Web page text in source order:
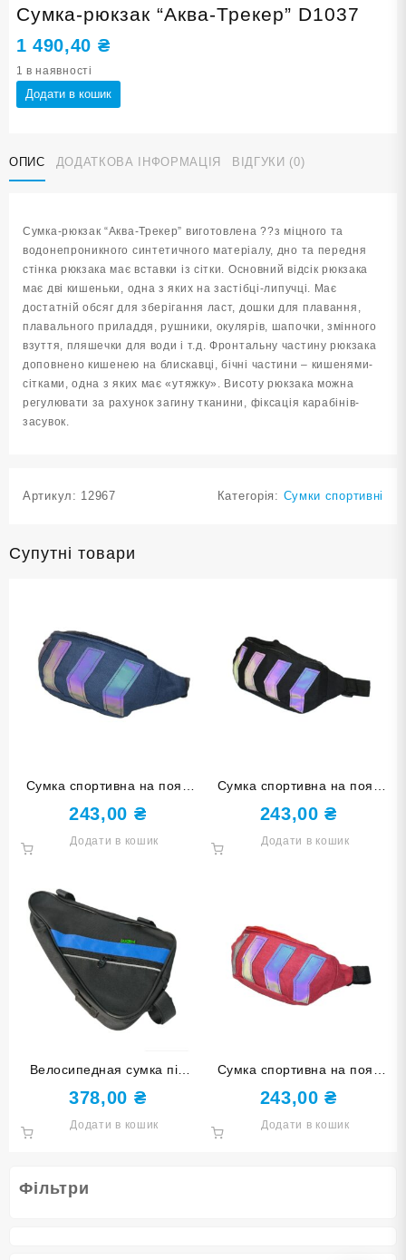
Фільтри
Сумка-рюкзак “Аква-Трекер” D1037
1 490,40 ₴
1 в наявності
Сумка-
рюкзак
D1037
кількість
Додати в кошик
ОПИС ДОДАТКОВА ІНФОРМАЦІЯ ВІДГУКИ (0)
Сумка-рюкзак “Аква-Трекер” виготовлена ??з міцного та
водонепроникного синтетичного матеріалу, дно та передня
стінка рюкзака має вставки із сітки. Основний відсік рюкзака
має дві кишеньки, одна з яких на застібці-липучці. Має
достатній обсяг для зберігання ласт, дошки для плавання,
плавального приладдя, рушники, окулярів, шапочки, змінного
взуття, пляшечки для води і т.д. Фронтальну частину рюкзака
доповнено кишенею на блискавці, бічні частини – кишенями-
сітками, одна з яких має «утяжку». Висоту рюкзака можна
регулювати за рахунок загину тканини, фіксація карабінів-
засувок.
Артикул: 12967 Категорія: Сумки спортивні
Супутні товари
Сумка спортивна на пояс
синя ХВВ-22-С
243,00 ₴
Додати в кошик
Сумка спортивна на пояс
чорна ХВВ-22-Ч
243,00₴
Додати в кошик
Велосипедная сумка під
раму бардачок V1014
378,00 ₴
Додати в кошик
Сумка спортивна на пояс
червона ХВВ-22-К
243,00₴
Додати в кошик